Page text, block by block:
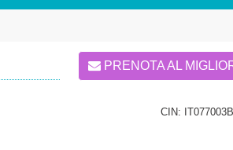
PRENOTA AL
CIN: